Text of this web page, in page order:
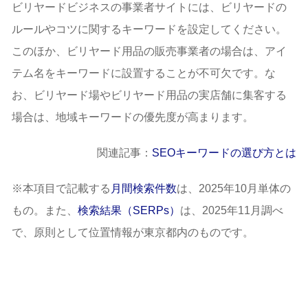
ビリヤードビジネスの事業者サイトには、ビリヤードの
ルールやコツに関するキーワードを設定してください。
このほか、ビリヤード用品の販売事業者の場合は、アイ
テム名をキーワードに設置することが不可欠です。な
お、ビリヤード場やビリヤード用品の実店舗に集客する
場合は、地域キーワードの優先度が高まります。
関連記事： SEOキーワードの選び方とは
※本項目で記載する 月間検索件数は、2025年10月単体の
もの。また、 検索結果（SERPs） は、2025年11月調べ
で、原則として位置情報が東京都内のものです。